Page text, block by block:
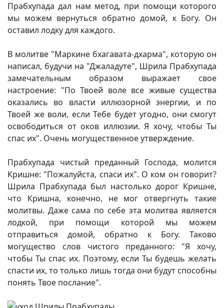
Прабхупада дал нам метод, при помощи которого
мы можем вернуться обратно домой, к Богу. Он
оставил лодку для каждого.
В молитве "Маркине бхагавата-дхарма", которую он
написал, будучи на "Джаладуте", Шрила Прабхупада
замечательным образом выражает свое
настроение: "По Твоей воле все живые существа
оказались во власти иллюзорной энергии, и по
Твоей же воли, если Тебе будет угодно, они смогут
освободиться от оков иллюзии. Я хочу, чтобы Ты
спас их". Очень могущественное утверждение.
Прабхупада чистый преданный Господа, молится
Кришне: "Пожалуйста, спаси их". О ком он говорит?
Шрила Прабхупада был настолько дорог Кришне,
что Кришна, конечно, не мог отвергнуть такие
молитвы. Даже сама по себе эта молитва является
лодкой, при помощи которой мы можем
отправиться домой, обратно к Богу. Таково
могущество слов чистого преданного: "Я хочу,
чтобы Ты спас их. Поэтому, если Ты будешь желать
спасти их, то только лишь тогда они будут способны
понять Твое послание".